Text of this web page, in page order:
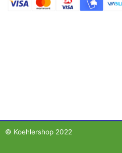
© Koehlershop 2022